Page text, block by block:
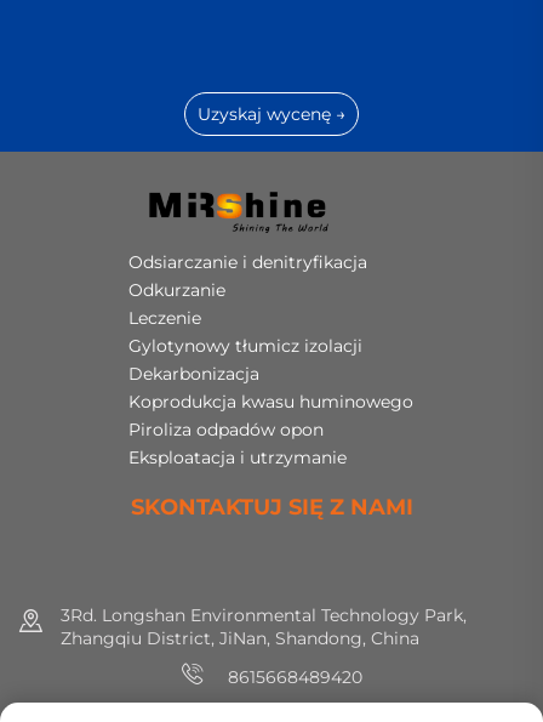
Uzyskaj wycenę →
Odsiarczanie i denitryfikacja
Odkurzanie
Leczenie
Gylotynowy tłumicz izolacji
Dekarbonizacja
Koprodukcja kwasu huminowego
Piroliza odpadów opon
Eksploatacja i utrzymanie
SKONTAKTUJ SIĘ Z NAMI
3Rd. Longshan Environmental Technology Park,
Zhangqiu District, JiNan, Shandong, China
8615668489420